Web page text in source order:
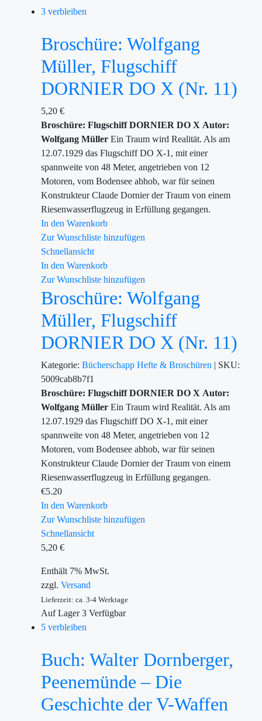
3 verbleiben
Broschüre: Wolfgang
Müller, Flugschiff
DORNIER DO X (Nr. 11)
5,20 €
Broschüre: Flugschiff DORNIER DO X Autor:
Wolfgang Müller Ein Traum wird Realität. Als am
12.07.1929 das Flugschiff DO X-1, mit einer
spannweite von 48 Meter, angetrieben von 12
Motoren, vom Bodensee abhob, war für seinen
Konstrukteur Claude Dornier der Traum von einem
Riesenwasserflugzeug in Erfüllung gegangen.
In den Warenkorb
Zur Wunschliste hinzufügen
Schnellansicht
In den Warenkorb
Zur Wunschliste hinzufügen
Broschüre: Wolfgang
Müller, Flugschiff
DORNIER DO X (Nr. 11)
Kategorie: Bücherschapp Hefte & Broschüren | SKU:
5009cab8b7f1
Broschüre: Flugschiff DORNIER DO X Autor:
Wolfgang Müller Ein Traum wird Realität. Als am
12.07.1929 das Flugschiff DO X-1, mit einer
spannweite von 48 Meter, angetrieben von 12
Motoren, vom Bodensee abhob, war für seinen
Konstrukteur Claude Dornier der Traum von einem
Riesenwasserflugzeug in Erfüllung gegangen.
€5.20
In den Warenkorb
Zur Wunschliste hinzufügen
Schnellansicht
5,20 €
Enthält 7% MwSt.
zzgl. Versand
Lieferzeit: ca. 3-4 Werktage
Auf Lager3 Verfügbar
5 verbleiben
Buch: Walter Dornberger,
Peenemünde – Die
Geschichte der V-Waffen